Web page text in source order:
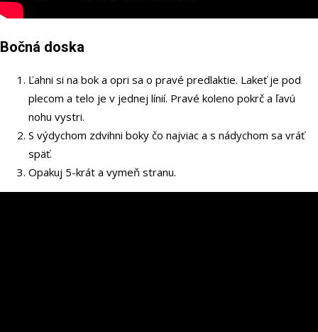
Bočná doska
Ľahni si na bok a opri sa o pravé predlaktie. Lakeť je pod
plecom a telo je v jednej línií. Pravé koleno pokrč a ľavú
nohu vystri.
S výdychom zdvihni boky čo najviac a s nádychom sa vráť
späť.
Opakuj 5-krát a vymeň stranu.